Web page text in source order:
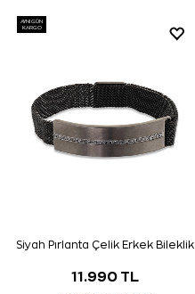
AYNI GÜN
KARGO
Siyah Pırlanta Çelik Erkek Bileklik
11.990 TL